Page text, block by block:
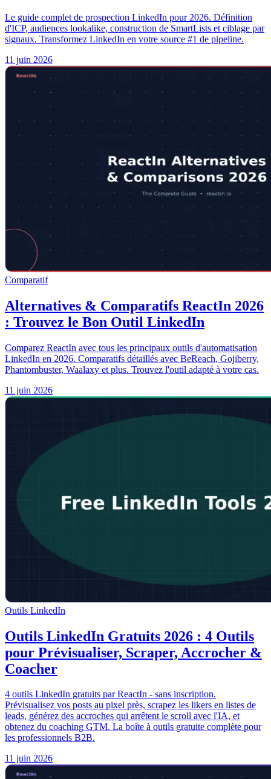
Le guide complet de prospection LinkedIn pour 2026. Définition
d'ICP, audiences lookalike, construction de SmartLists et ciblage par
signaux. Transformez LinkedIn en votre source #1 de pipeline.
11 juin 2026
Comparatif
Alternatives & Comparatifs ReactIn 2026
: Trouvez le Bon Outil LinkedIn
Comparez ReactIn avec tous les principaux outils d'automatisation
LinkedIn en 2026. Comparatifs détaillés avec BeReach, Gojiberry,
Phantombuster, Waalaxy et plus. Trouvez l'outil adapté à votre cas.
11 juin 2026
Outils LinkedIn
Outils LinkedIn Gratuits 2026 : 4 Outils
pour Prévisualiser, Scraper, Accrocher &
Coacher
4 outils LinkedIn gratuits par ReactIn - sans inscription.
Prévisualisez vos posts au pixel près, scrapez les likers en listes de
leads, générez des accroches qui arrêtent le scroll avec l'IA, et
obtenez du coaching GTM. La boîte à outils gratuite complète pour
les professionnels B2B.
11 juin 2026